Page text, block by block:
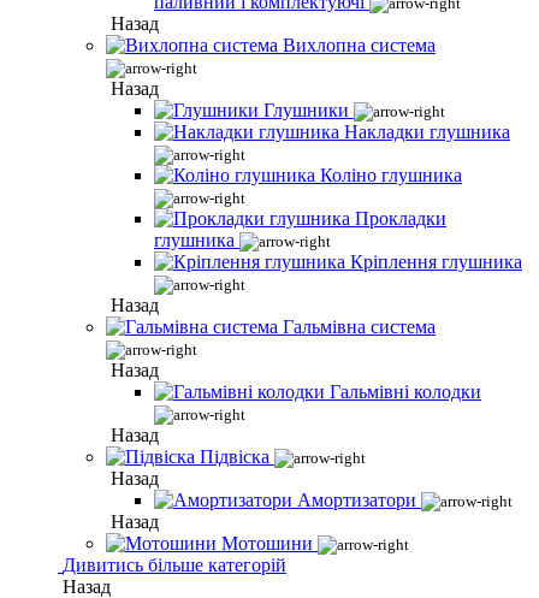
Назад
Вихлопна система
Назад
Глушники
Накладки глушника
Коліно глушника
Прокладки
глушника
Кріплення глушника
Назад
Гальмівна система
Назад
Гальмівні колодки
Назад
Підвіска
Назад
Амортизатори
Назад
Мотошини
Дивитись більше категорій
Назад